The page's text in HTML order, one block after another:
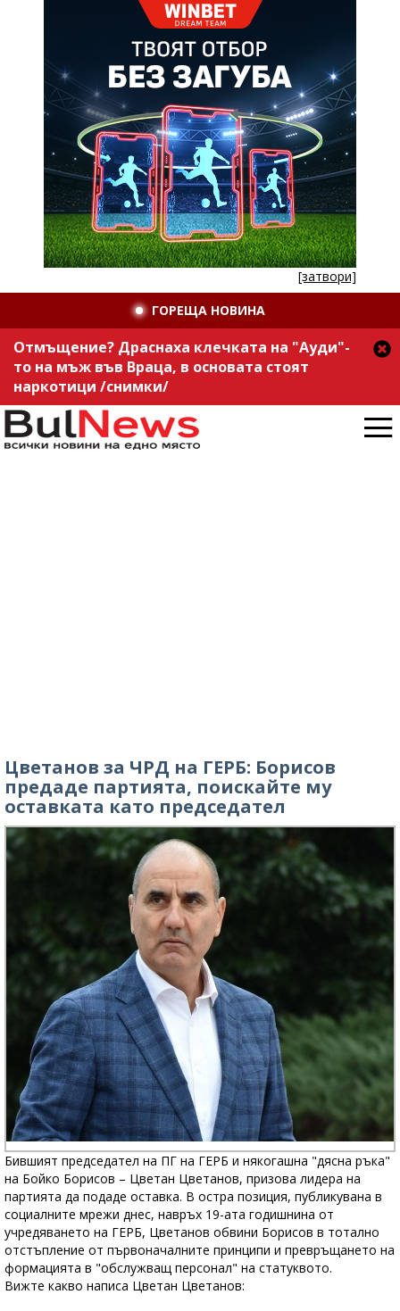
[затвори]
ГОРЕЩА НОВИНА
Отмъщение? Драснаха клечката на "Ауди"-
то на мъж във Враца, в основата стоят
наркотици /снимки/
Цветанов за ЧРД на ГЕРБ: Борисов
предаде партията, поискайте му
оставката като председател
Бившият председател на ПГ на ГЕРБ и някогашна "дясна ръка"
на Бойко Борисов – Цветан Цветанов, призова лидера на
партията да подаде оставка. В остра позиция, публикувана в
социалните мрежи днес, навръх 19-ата годишнина от
учредяването на ГЕРБ, Цветанов обвини Борисов в тотално
отстъпление от първоначалните принципи и превръщането на
формацията в "обслужващ персонал" на статуквото.
Вижте какво написа Цветан Цветанов: